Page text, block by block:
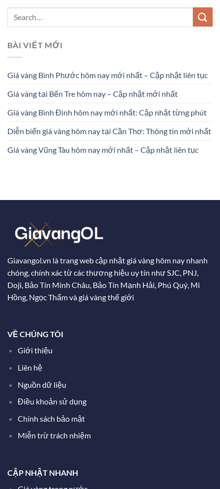
BÀI VIẾT MỚI
Giá vàng Bình Phước hôm nay mới nhất – Cập nhật liên tục
Giá vàng tại Bến Tre hôm nay – Cập nhật mới nhất
Giá vàng Bình Định hôm nay mới nhất: Cập nhật từng phút
Diễn biến giá vàng hôm nay tại Cần Thơ: Thông tin mới nhất
Giá vàng Vũng Tàu hôm nay mới nhất – Cập nhật liên tục
Giavangol.vn là trang web cập nhật giá vàng hôm nay nhanh
chóng, chính xác từ các thương hiệu uy tín như SJC, PNJ,
Doji, Bảo Tín Minh Châu, Bảo Tín Mạnh Hải, Phú Quý, Mi
Hồng, Ngọc Thẩm và giá vàng thế giới
VỀ CHÚNG TÔI
Giới thiệu
Liên hệ
Nguồn dữ liệu
Điều khoản sử dụng
Chính sách bảo mật
Miễn trừ trách nhiệm
CẬP NHẬT NHANH